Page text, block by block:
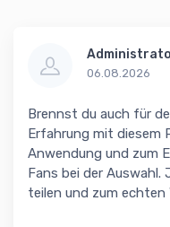
06.08.2026
Brennst du auch für
Erfahrung mit diesem
Anwendung und zum
Fans bei der Auswahl.
teilen und zum echten